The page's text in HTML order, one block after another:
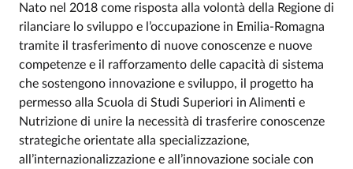
Nato nel 2018 come risposta alla volontà della Regione di
rilanciare lo sviluppo e l’occupazione in Emilia-Romagna
tramite il trasferimento di nuove conoscenze e nuove
competenze e il rafforzamento delle capacità di sistema
che sostengono innovazione e sviluppo, il progetto ha
permesso alla Scuola di Studi Superiori in Alimenti e
Nutrizione di unire la necessità di trasferire conoscenze
strategiche orientate alla specializzazione,
all’internazionalizzazione e all’innovazione sociale con